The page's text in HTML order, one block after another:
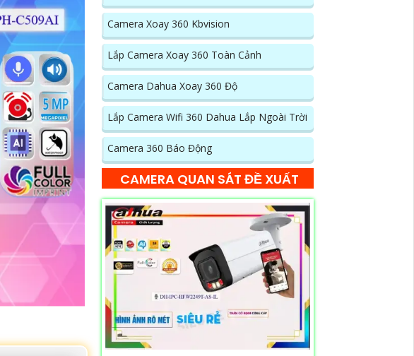
Camera Xoay 360 Kbvision
Lắp Camera Xoay 360 Toàn Cảnh
Camera Dahua Xoay 360 Độ
Lắp Camera Wifi 360 Dahua Lắp Ngoài Trời
Camera 360 Báo Động
CAMERA QUAN SÁT ĐỀ XUẤT